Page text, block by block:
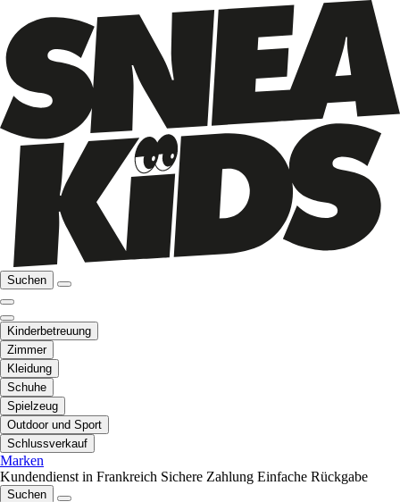
Suchen
Kinderbetreuung
Zimmer
Kleidung
Schuhe
Spielzeug
Outdoor und Sport
Schlussverkauf
Marken
Kundendienst in Frankreich Sichere Zahlung Einfache Rückgabe
Suchen